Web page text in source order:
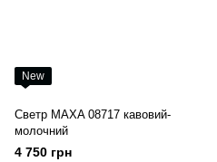
New
Светр MAXA 08717 кавовий-
молочний
4 750 грн